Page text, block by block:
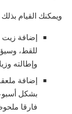
ويمكنك القيام
إضافة زيت
للقط،
وإطالته
إضافة
بشكل
فارقا